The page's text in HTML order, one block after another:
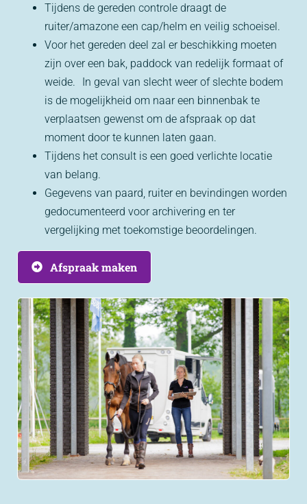
Tijdens de gereden controle draagt de
ruiter/amazone een cap/helm en veilig schoeisel.
Voor het gereden deel zal er beschikking moeten
zijn over een bak, paddock van redelijk formaat of
weide. In geval van slecht weer of slechte bodem
is de mogelijkheid om naar een binnenbak te
verplaatsen gewenst om de afspraak op dat
moment door te kunnen laten gaan.
Tijdens het consult is een goed verlichte locatie
van belang.
Gegevens van paard, ruiter en bevindingen worden
gedocumenteerd voor archivering en ter
vergelijking met toekomstige beoordelingen.
Afspraak maken